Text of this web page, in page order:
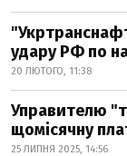
удару РФ по
20 ЛЮТОГО, 11:38
Управителю
щомісячну
25 ЛИПНЯ 2025, 14:56